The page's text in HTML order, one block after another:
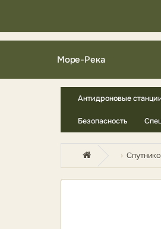
Море-Река
Антидроновые
Безопасность